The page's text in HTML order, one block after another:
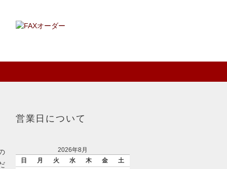
営業日について
2026年8月
日
月 火 水 木 金
土